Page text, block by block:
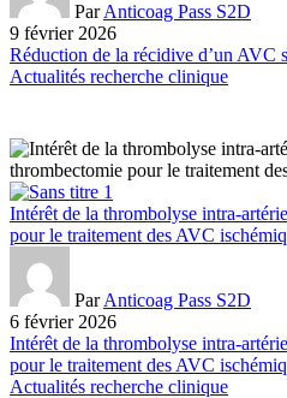
ParAnticoag Pass S2D
9 février 2026
Réduction de la récidive d’un AVC
Actualités recherche clinique
Intérêt de la thrombolyse intra-
pour le traitement des AVC
ParAnticoag Pass S2D
6 février 2026
Intérêt de la thrombolyse intra-
pour le traitement des AVC
Actualités recherche clinique